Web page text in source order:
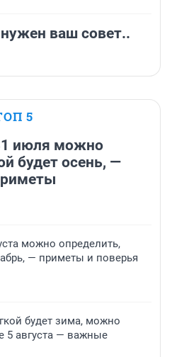
ваш совет..
5
июля можно
будет осень, —
можно определить,
— приметы и поверья
будет зима, можно
5 августа — важные